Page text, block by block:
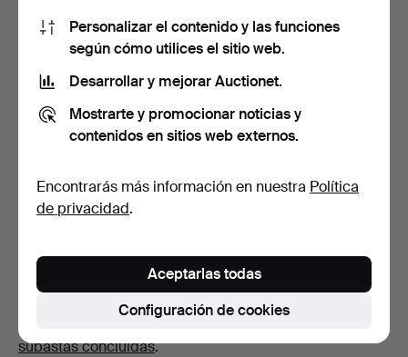
Cubiertos, 66 piezas,
"Face…
8 días
Estimación
Suscribir búsqueda
También puedes buscar en
subastas concluidas.
Personalizar el contenido y las funciones
según cómo utilices el sitio web.
Desarrollar y mejorar Auctionet.
Mostrarte y promocionar noticias y
contenidos en sitios web externos.
Encontrarás más información en nuestra Política
de privacidad.
Configuración de cookies
Aceptarlas todas